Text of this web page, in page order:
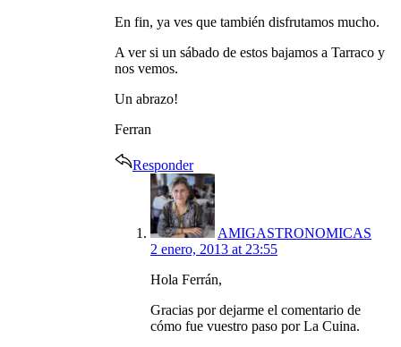
En fin, ya ves que también disfrutamos mucho.
A ver si un sábado de estos bajamos a Tarraco y
nos vemos.
Un abrazo!
Ferran
Responder
says:
AMIGASTRONOMICAS
2 enero, 2013 at 23:55
Hola Ferrán,
Gracias por dejarme el comentario de
cómo fue vuestro paso por La Cuina.